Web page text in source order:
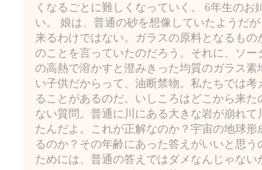
くなるごとに難しくなっていく。 6年生のお
い。 娘は、普通の砂を想像していたようだ
来るわけではない。ガラスの原料となるも
のことを言っていたのだろう。それに、ソ
の高熱で溶かすと澄みきった均質のガラス
い子供だからって、油断禁物。私たちでは
ることがあるのだ。いしころはどこから来
ない質問。普通に川にある大きな岩が崩れ
たんだよ。これが正解なのか？宇宙の地球
るのか？その年齢にあった答えがいいと思
ためには、普通の答えではダメなんじゃな